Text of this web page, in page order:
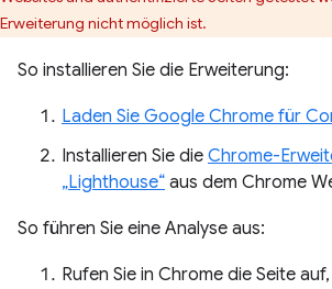
Erweiterung nicht möglich ist.
So installieren Sie die Erweiterung:
Laden Sie Google Chrome für
Installieren Sie die Chrome-
„Lighthouse“ aus dem Chrome
So führen Sie eine Analyse aus:
Rufen Sie in Chrome die Seite